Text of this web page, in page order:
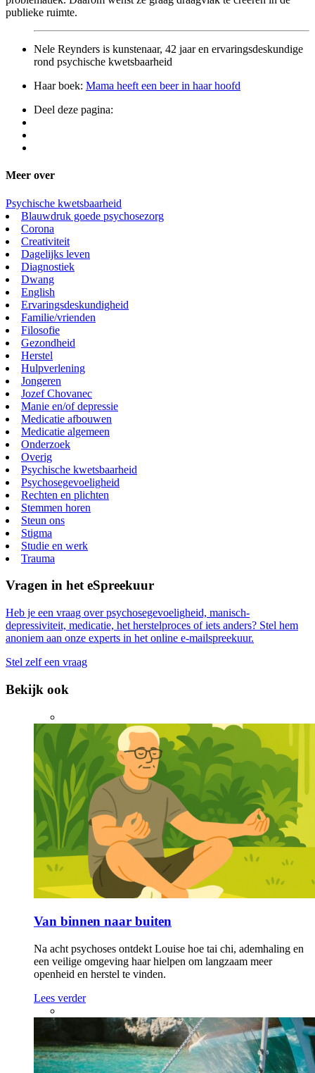
publieke ruimte.
Nele Reynders is kunstenaar, 42 jaar en ervaringsdeskundige
rond psychische kwetsbaarheid
Haar boek: Mama heeft een beer in haar hoofd
Deel deze pagina:
Meer over
Psychische kwetsbaarheid
Blauwdruk goede psychosezorg
Corona
Creativiteit
Dagelijks leven
Diagnostiek
Dwang
English
Ervaringsdeskundigheid
Familie/vrienden
Filosofie
Gezondheid
Herstel
Hulpverlening
Jongeren
Jozef Chovanec
Manie en/of depressie
Medicatie afbouwen
Medicatie algemeen
Onderzoek
Overig
Psychische kwetsbaarheid
Psychosegevoeligheid
Rechten en plichten
Stemmen horen
Steun ons
Stigma
Studie en werk
Trauma
Vragen in het eSpreekuur
Heb je een vraag over psychosegevoeligheid, manisch-
depressiviteit, medicatie, het herstelproces of iets anders? Stel hem
anoniem aan onze experts in het online e-mailspreekuur.
Stel zelf een vraag
Bekijk ook
Van binnen naar buiten
Na acht psychoses ontdekt Louise hoe tai chi, ademhaling en
een veilige omgeving haar hielpen om langzaam meer
openheid en herstel te vinden.
Lees verder